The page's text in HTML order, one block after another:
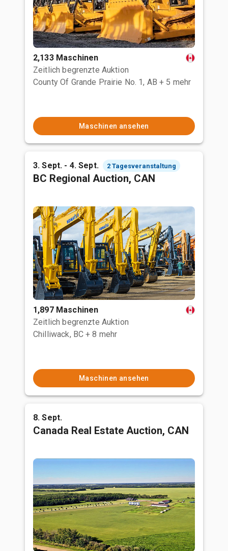
2,133 Maschinen
Zeitlich begrenzte Auktion
County Of Grande Prairie No. 1, AB + 5 mehr
Maschinen ansehen
3. Sept. - 4. Sept. 2 Tagesveranstaltung
BC Regional Auction, CAN
1,897 Maschinen
Zeitlich begrenzte Auktion
Chilliwack, BC + 8 mehr
Maschinen ansehen
8. Sept.
Canada Real Estate Auction, CAN